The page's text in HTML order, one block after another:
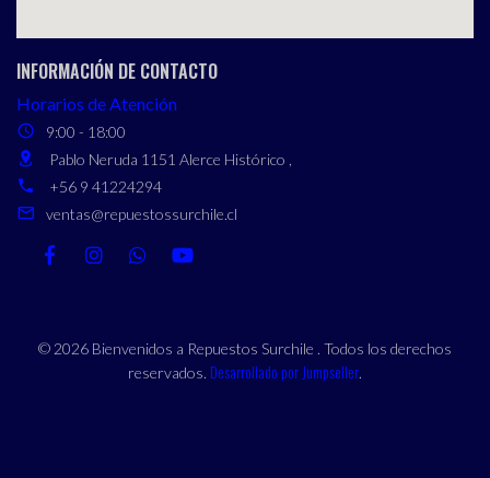
INFORMACIÓN DE CONTACTO
Horarios de Atención
9:00 - 18:00
Pablo Neruda 1151 Alerce Histórico ,
+56 9 41224294
ventas@repuestossurchile.cl
© 2026 Bienvenidos a Repuestos Surchile . Todos los derechos
reservados. Desarrollado por Jumpseller.